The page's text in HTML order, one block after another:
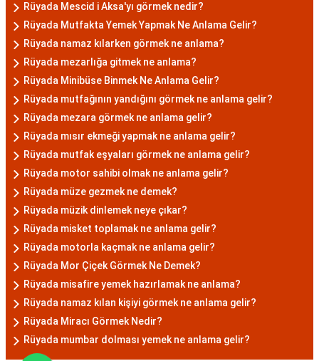
Rüyada Mescid i Aksa'yı görmek nedir?
Rüyada Mutfakta Yemek Yapmak Ne Anlama Gelir?
Rüyada namaz kılarken görmek ne anlama?
Rüyada mezarlığa gitmek ne anlama?
Rüyada Minibüse Binmek Ne Anlama Gelir?
Rüyada mutfağının yandığını görmek ne anlama gelir?
Rüyada mezara görmek ne anlama gelir?
Rüyada mısır ekmeği yapmak ne anlama gelir?
Rüyada mutfak eşyaları görmek ne anlama gelir?
Rüyada motor sahibi olmak ne anlama gelir?
Rüyada müze gezmek ne demek?
Rüyada müzik dinlemek neye çıkar?
Rüyada misket toplamak ne anlama gelir?
Rüyada motorla kaçmak ne anlama gelir?
Rüyada Mor Çiçek Görmek Ne Demek?
Rüyada misafire yemek hazırlamak ne anlama?
Rüyada namaz kılan kişiyi görmek ne anlama gelir?
Rüyada Miracı Görmek Nedir?
Rüyada mumbar dolması yemek ne anlama gelir?